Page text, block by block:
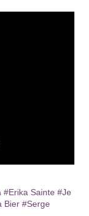
#Erika Sainte #Je
Bier #Serge